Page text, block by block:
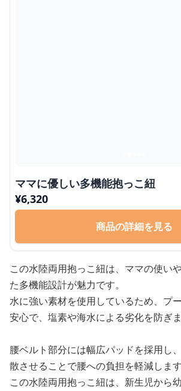
ママに優しい多機能抱っこ紐
¥6,320
商品の詳細を見る
この水陸両用抱っこ紐は、ママの使い
た多機能設計が魅力です。
水に強い素材を使用しているため、プ
安心で、塩素や海水による劣化を防ぎま
腰ベルト部分には幅広パッドを採用し
散させることで腰への負担を軽減します
この水陸両用抱っこ紐は、新生児から